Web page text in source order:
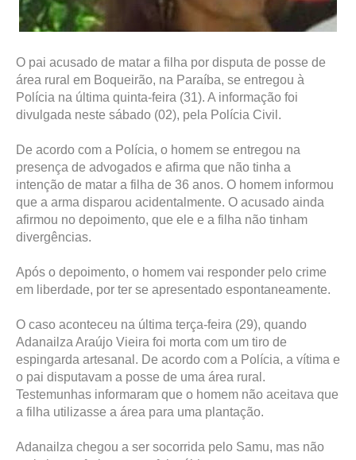
O pai acusado de matar a filha por disputa de posse de
área rural em Boqueirão, na Paraíba, se entregou à
Polícia na última quinta-feira (31). A informação foi
divulgada neste sábado (02), pela Polícia Civil.
De acordo com a Polícia, o homem se entregou na
presença de advogados e afirma que não tinha a
intenção de matar a filha de 36 anos. O homem informou
que a arma disparou acidentalmente. O acusado ainda
afirmou no depoimento, que ele e a filha não tinham
divergências.
Após o depoimento, o homem vai responder pelo crime
em liberdade, por ter se apresentado espontaneamente.
O caso aconteceu na última terça-feira (29), quando
Adanailza Araújo Vieira foi morta com um tiro de
espingarda artesanal. De acordo com a Polícia, a vítima e
o pai disputavam a posse de uma área rural.
Testemunhas informaram que o homem não aceitava que
a filha utilizasse a área para uma plantação.
Adanailza chegou a ser socorrida pelo Samu, mas não